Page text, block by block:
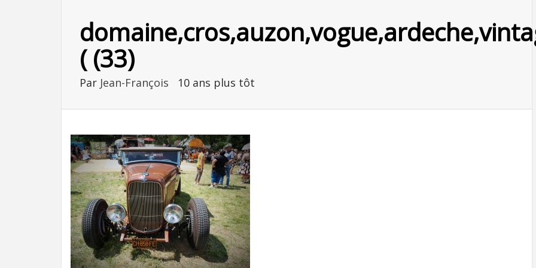
( (33)
Par Jean-François 10 ans plus tôt